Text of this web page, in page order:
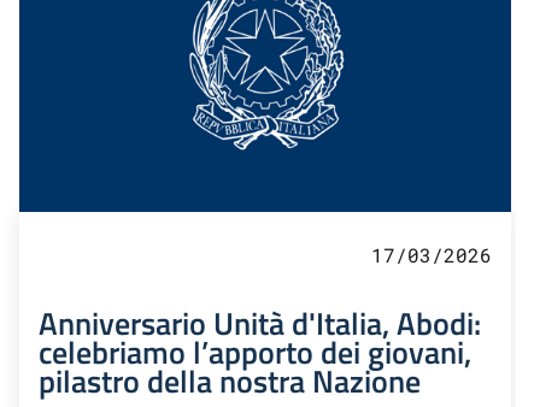
17/03/2026
Anniversario Unità d'Italia, Abodi:
celebriamo l’apporto dei giovani,
pilastro della nostra Nazione